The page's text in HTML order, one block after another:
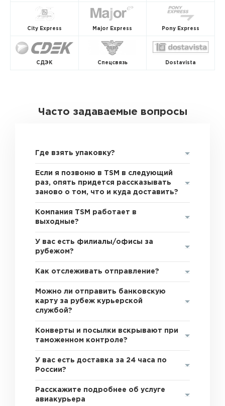
City Express Major Express Pony Express
СДЭК Спецсвязь Dostavista
Часто задаваемые вопросы
Где взять упаковку?
Если я позвоню в TSM в следующий
раз, опять придется рассказывать
заново о том, что и куда доставить?
Компания TSM работает в
выходные?
У вас есть филиалы/офисы за
рубежом?
Как отслеживать отправление?
Можно ли отправить банковскую
карту за рубеж курьерской
службой?
Конверты и посылки вскрывают при
таможенном контроле?
У вас есть доставка за 24 часа по
России?
Расскажите подробнее об услуге
авиакурьера